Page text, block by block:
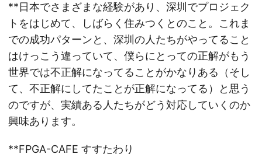
**日本でさまざまな経験があり、深圳でプロジェク
トをはじめて、しばらく住みつくとのこと。これま
での成功パターンと、深圳の人たちがやってること
はけっこう違っていて、僕らにとっての正解がもう
世界では不正解になってることがかなりある（そし
て、不正解にしてたことが正解になってる）と思う
のですが、実績ある人たちがどう対応していくのか
興味あります。
**FPGA-CAFE すすたわり